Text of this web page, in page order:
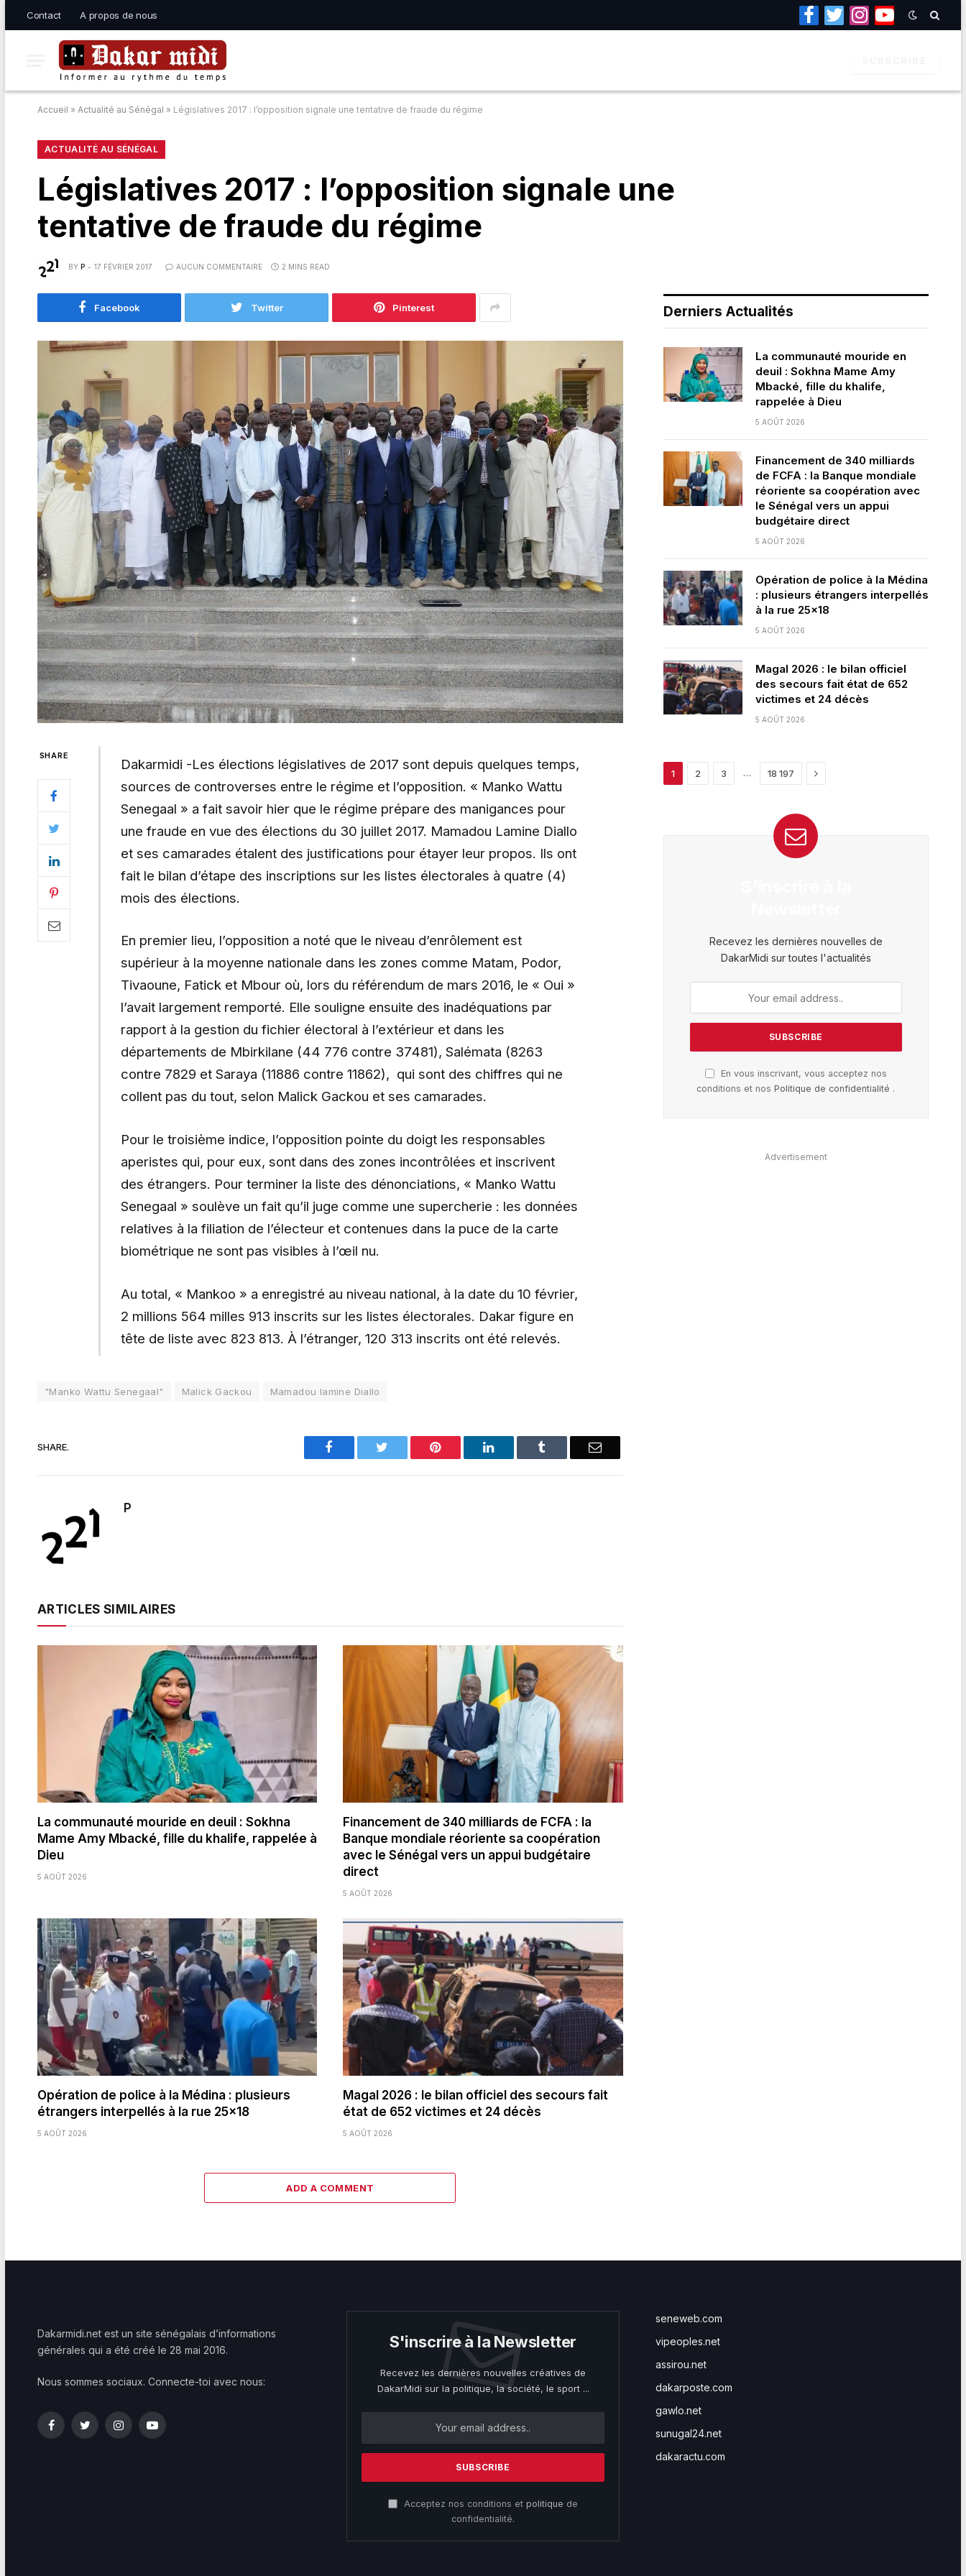
Contact A propos de nous
Facebook
TwitterInstagramYouTube
Accueil » Actualité au Sénégal » Législatives 2017 : l’opposition signale une tentative de fraude du régime
ACTUALITÉ AU SÉNÉGAL
Législatives 2017 : l’opposition signale une
tentative de fraude du régime
BY P 17 FÉVRIER 2017 AUCUN COMMENTAIRE 2 MINS READ
Facebook Twitter Pinterest
SHARE
Dakarmidi -Les élections législatives de 2017 sont depuis quelques temps,
sources de controverses entre le régime et l’opposition. « Manko Wattu
Senegaal » a fait savoir hier que le régime prépare des manigances pour
une fraude en vue des élections du 30 juillet 2017. Mamadou Lamine Diallo
et ses camarades étalent des justifications pour étayer leur propos. Ils ont
fait le bilan d’étape des inscriptions sur les listes électorales à quatre (4)
mois des élections.
En premier lieu, l’opposition a noté que le niveau d’enrôlement est
supérieur à la moyenne nationale dans les zones comme Matam, Podor,
Tivaoune, Fatick et Mbour où, lors du référendum de mars 2016, le « Oui »
l’avait largement remporté. Elle souligne ensuite des inadéquations par
rapport à la gestion du fichier électoral à l’extérieur et dans les
départements de Mbirkilane (44 776 contre 37481), Salémata (8263
contre 7829 et Saraya (11886 contre 11862), qui sont des chiffres qui ne
collent pas du tout, selon Malick Gackou et ses camarades.
Pour le troisième indice, l’opposition pointe du doigt les responsables
aperistes qui, pour eux, sont dans des zones incontrôlées et inscrivent
des étrangers. Pour terminer la liste des dénonciations, « Manko Wattu
Senegaal » soulève un fait qu’il juge comme une supercherie : les données
relatives à la filiation de l’électeur et contenues dans la puce de la carte
biométrique ne sont pas visibles à l’œil nu.
Au total, « Mankoo » a enregistré au niveau national, à la date du 10 février,
2 millions 564 milles 913 inscrits sur les listes électorales. Dakar figure en
tête de liste avec 823 813. À l’étranger, 120 313 inscrits ont été relevés.
"Manko Wattu Senegaal" Malick Gackou Mamadou lamine Diallo
SHARE. Facebook Pinterest LinkedIn Email
P
ARTICLES SIMILAIRES
La communauté mouride en deuil : Sokhna
Mame Amy Mbacké, fille du khalife, rappelée à
Dieu
5 AOÛT 2026
Financement de 340 milliards de FCFA : la
Banque mondiale réoriente sa coopération
avec le Sénégal vers un appui budgétaire
direct
5 AOÛT 2026
Opération de police à la Médina : plusieurs
étrangers interpellés à la rue 25×18
5 AOÛT 2026
Magal 2026 : le bilan officiel des secours fait
état de 652 victimes et 24 décès
5 AOÛT 2026
ADD A COMMENT
Derniers Actualités
La communauté mouride en
deuil : Sokhna Mame Amy
Mbacké, fille du khalife,
rappelée à Dieu
5 AOÛT 2026
Financement de 340 milliards
de FCFA : la Banque mondiale
réoriente sa coopération avec
le Sénégal vers un appui
budgétaire direct
5 AOÛT 2026
Opération de police à la Médina
: plusieurs étrangers interpellés
à la rue 25×18
5 AOÛT 2026
Magal 2026 : le bilan officiel
des secours fait état de 652
victimes et 24 décès
5 AOÛT 2026
1 2 3 … 18 197 Next
Recevez les dernières nouvelles de
DakarMidi sur toutes l'actualités
En vous inscrivant, vous acceptez nos
conditions et nosPolitique de confidentialité .
Advertisement
Dakarmidi.net est un site sénégalais d’informations
générales qui a été créé le 28 mai 2016.
Nous sommes sociaux. Connecte-toi avec nous:
FacebookTwitterInstagramYouTube
S'inscrire à la Newsletter
Recevez les dernières nouvelles créatives de
DakarMidi sur la politique, la société, le sport ...
Acceptez nos conditions et politique de
confidentialité.
seneweb.com
vipeoples.net
assirou.net
dakarposte.com
gawlo.net
sunugal24.net
dakaractu.com